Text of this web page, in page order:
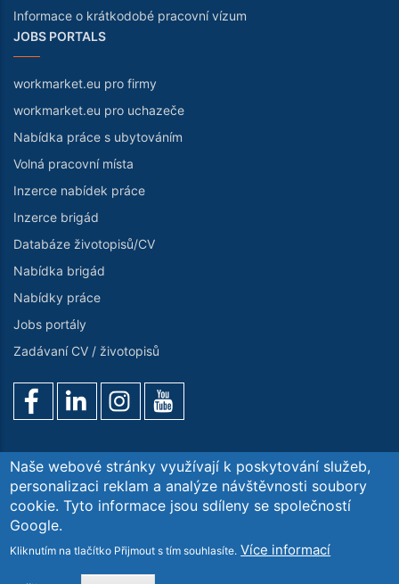
Informace o krátkodobé pracovní vízum
JOBS PORTALS
workmarket.eu pro firmy
workmarket.eu pro uchazeče
Nabídka práce s ubytováním
Volná pracovní místa
Inzerce nabídek práce
Inzerce brigád
Databáze životopisů/CV
Nabídka brigád
Nabídky práce
Jobs portály
Zadávaní CV / životopisů
Poptávka služeb O nás Kontaktujte nás
GDPR
Copyright© Workintense Personální Agentura s.r.o. All
Rights Reserved.
Naše webové stránky využívají k poskytování služeb,
personalizaci reklam a analýze návštěvnosti soubory
cookie. Tyto informace jsou sdíleny se společností
Google.
Kliknutím na tlačítko Přijmout s tím souhlasíte. Více informací